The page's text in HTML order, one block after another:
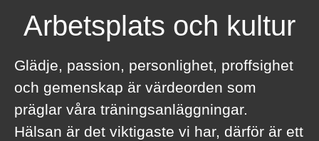
Arbetsplats och kultur
Glädje, passion, personlighet, proffsighet
och gemenskap är värdeorden som
präglar våra träningsanläggningar.
Hälsan är det viktigaste vi har, därför är ett